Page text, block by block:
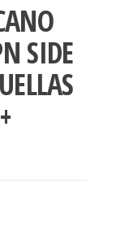
SIDE